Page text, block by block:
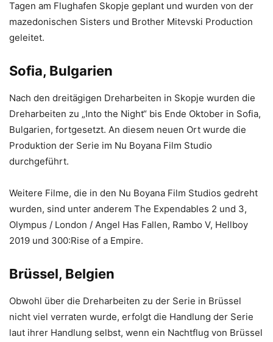
Tagen am Flughafen Skopje geplant und wurden von der
mazedonischen Sisters und Brother Mitevski Production
geleitet.
Sofia, Bulgarien
Nach den dreitägigen Dreharbeiten in Skopje wurden die
Dreharbeiten zu „Into the Night“ bis Ende Oktober in Sofia,
Bulgarien, fortgesetzt. An diesem neuen Ort wurde die
Produktion der Serie im Nu Boyana Film Studio
durchgeführt.
Weitere Filme, die in den Nu Boyana Film Studios gedreht
wurden, sind unter anderem The Expendables 2 und 3,
Olympus / London / Angel Has Fallen, Rambo V, Hellboy
2019 und 300:Rise of a Empire.
Brüssel, Belgien
Obwohl über die Dreharbeiten zu der Serie in Brüssel
nicht viel verraten wurde, erfolgt die Handlung der Serie
laut ihrer Handlung selbst, wenn ein Nachtflug von Brüssel